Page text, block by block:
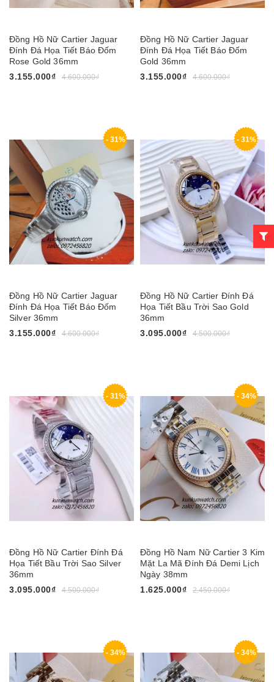
Đồng Hồ Nữ Cartier Jaguar
Đính Đá Họa Tiết Báo Đốm
Rose Gold 36mm
3.155.000₫
4.600.000₫
Đồng Hồ Nữ Cartier Jaguar
Đính Đá Họa Tiết Báo Đốm
Gold 36mm
3.155.000₫
4.600.000₫
- 31%
Đồng Hồ Nữ Cartier Jaguar
Đính Đá Họa Tiết Báo Đốm
Silver 36mm
3.155.000₫
4.600.000₫
- 31%
Đồng Hồ Nữ Cartier Đính Đá
Họa Tiết Bầu Trời Sao Gold
36mm
3.095.000₫
4.500.000₫
- 31%
Đồng Hồ Nữ Cartier Đính Đá
Họa Tiết Bầu Trời Sao Silver
36mm
3.095.000₫
4.500.000₫
- 34%
Đồng Hồ Nam Nữ Cartier 3 Kim
Mặt La Mã Đính Đá Demi Lịch
Ngày 38mm
1.625.000₫
2.450.000₫
- 34% - 34%